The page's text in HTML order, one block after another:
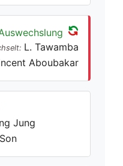
L. Tawamba
Aboubakar
Jung